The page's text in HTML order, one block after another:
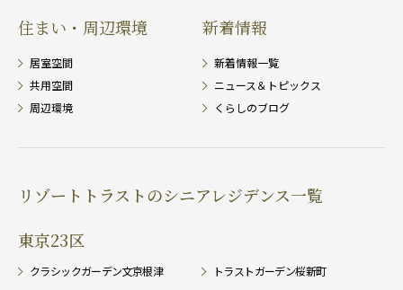
住まい・周辺環境
居室空間
共用空間
周辺環境
新着情報
新着情報一覧
ニュース＆トピックス
くらしのブログ
リゾートトラストのシニアレジデンス一覧
東京23区
クラシックガーデン文京根津
トラストガーデン桜新町